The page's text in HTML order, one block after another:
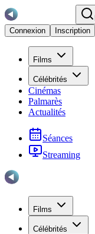
Connexion
Inscription
Films
Célébrités
Cinémas
Palmarès
Actualités
Séances
Streaming
Films
Célébrités